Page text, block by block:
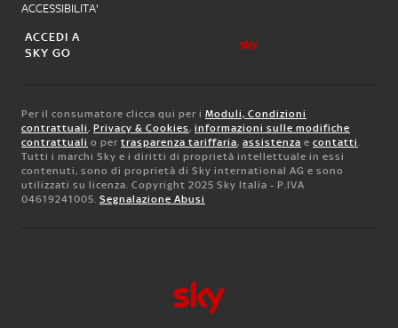
ACCESSIBILITA'
ACCEDI A
SKY GO
Per il consumatore clicca qui per i Moduli, Condizioni
contrattuali, Privacy & Cookies, informazioni sulle modifiche
contrattuali o per trasparenza tariffaria, assistenza e contatti.
Tutti i marchi Sky e i diritti di proprietà intellettuale in essi
contenuti, sono di proprietà di Sky international AG e sono
utilizzati su licenza. Copyright 2025 Sky Italia - P.IVA
04619241005. Segnalazione Abusi